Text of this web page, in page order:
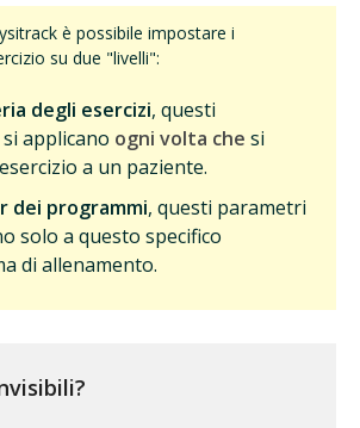
è possibile impostare i
su due "livelli":
degli esercizi, questi
applicano ogni volta che si
a un paziente.
dei programmi, questi parametri
solo a questo specifico
di allenamento.